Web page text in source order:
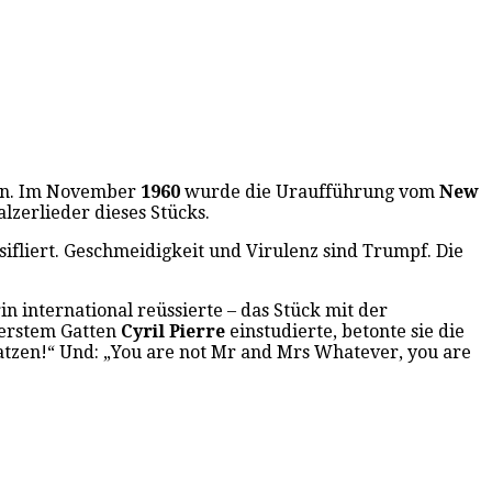
Im November 1960 wurde die Uraufführung vom New
dieses Stücks.
Geschmeidigkeit und Virulenz sind Trumpf. Die
international reüssierte – das Stück mit der
Gatten Cyril Pierre einstudierte, betonte sie die
Und: „You are not Mr and Mrs Whatever, you are